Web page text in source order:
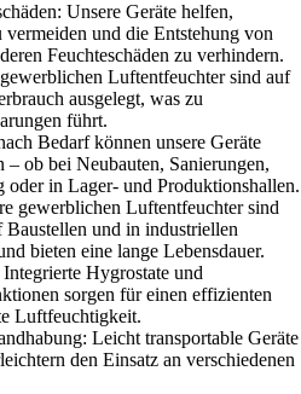
Unsere Geräte helfen,
und die Entstehung von
Feuchteschäden zu verhindern.
Luftentfeuchter sind auf
ausgelegt, was zu
führt.
Bedarf können unsere Geräte
– ob bei Neubauten, Sanierungen,
oder in Lager- und Produktionshallen.
gewerblichen Luftentfeuchter sind
Baustellen und in industriellen
bieten eine lange Lebensdauer.
Hygrostate und
sorgen für einen effizienten
Luftfeuchtigkeit.
Leicht transportable Geräte
den Einsatz an verschiedenen